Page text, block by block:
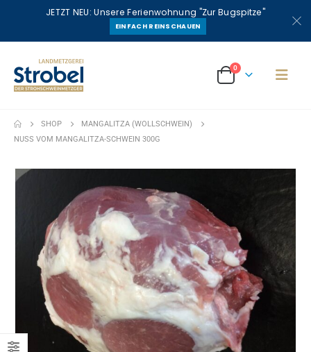
JETZT NEU: Unsere Ferienwohnung "Zur Bugspitze"
EINFACH REINSCHAUEN
0
SHOP
MANGALITZA (WOLLSCHWEIN)
NUSS VOM MANGALITZA-SCHWEIN 300G